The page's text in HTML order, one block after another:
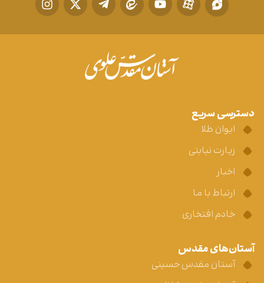
دسترسی سریع
ایوان طلا
زیارت نیابتی
اخبار
ارتباط با ما
خادم افتخاری
آستان‌های مقدس
آستان مقدس حسینی